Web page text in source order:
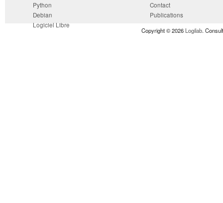
Python
Debian
Logiciel Libre
Contact
Publications
Copyright © 2026 Logilab.